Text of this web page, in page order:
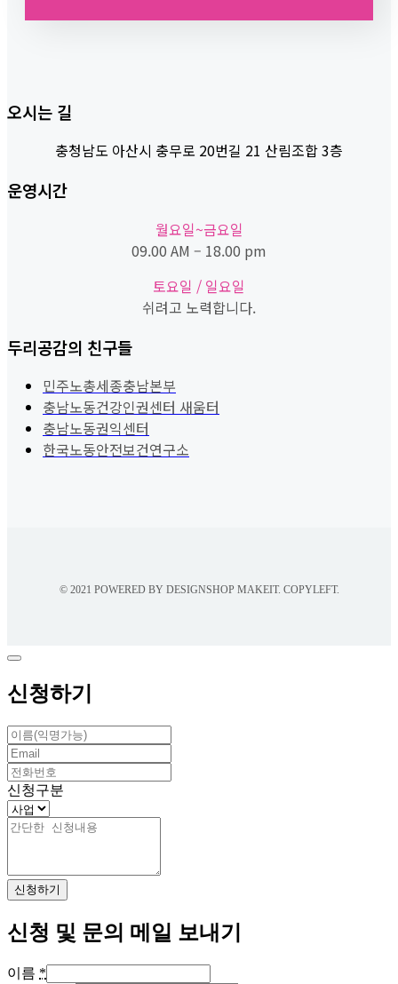
오시는 길
충청남도 아산시 충무로 20번길 21 산림조합 3층
운영시간
월요일~금요일
09.00 AM – 18.00 pm
토요일 / 일요일
쉬려고 노력합니다.
두리공감의 친구들
민주노총세종충남본부
충남노동건강인권센터 새움터
충남노동권익센터
한국노동안전보건연구소
© 2021 POWERED BY DESIGNSHOP MAKEIT. COPYLEFT.
신청하기
신청구분
신청하기
신청 및 문의 메일 보내기
이름 *